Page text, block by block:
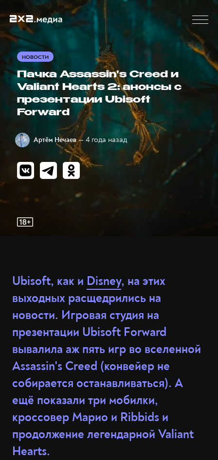
НОВОСТИ
Пачка Assassin's Creed и
Valiant Hearts 2: анонсы с
презентации Ubisoft
Forward
Артём Нечаев — 4 года назад
Ubisoft, как и Disney, на этих
выходных расщедрились на
новости. Игровая студия на
презентации Ubisoft Forward
вывалила аж пять игр во вселенной
Assassin's Creed (конвейер не
собирается останавливаться). А
ещё показали три мобилки,
кроссовер Марио и Ribbids и
продолжение легендарной Valiant
Hearts.